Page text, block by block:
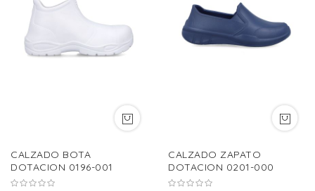
CALZADO BOTA
DOTACION 0196-001
CALZADO ZAPATO
DOTACION 0201-000